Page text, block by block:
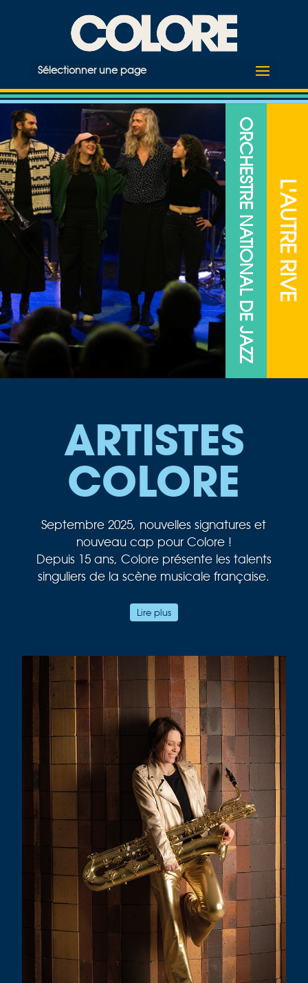
Sélectionner une page
ORCHESTRE NATIONAL DE JAZZ L'AUTRE RIVE
ARTISTES
COLORE
Septembre 2025, nouvelles signatures et
nouveau cap pour Colore !
Depuis 15 ans, Colore présente les talents
singuliers de la scène musicale française.
Au cœur de notre passion musicale, le jazz
! Mais au gré des collaborations, ce
nous porte … vers d’autres rives, d’autres
imaginaires.
Dans le même temps, un nouvel Orchestre
National de Jazz — nouvelle direction et
nouvelle jeunesse au passage du cap des
40 ans — nous fait l’honneur de nous
confier sa diffusion.
Bref notre cœur balance fort !
Lire plus